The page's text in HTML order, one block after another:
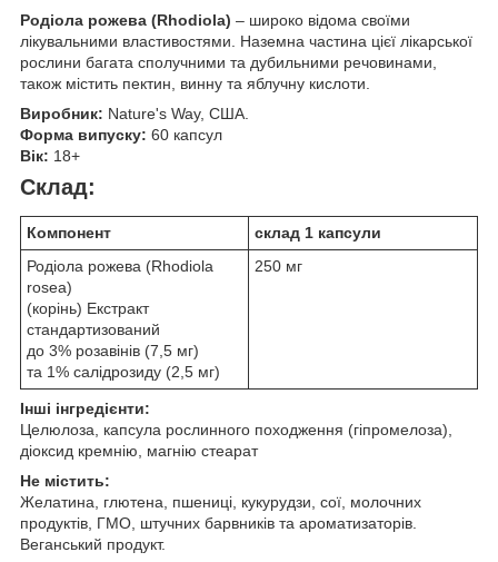
Родіола рожева (Rhodiola) – широко відома своїми
лікувальними властивостями. Наземна частина цієї лікарської
рослини багата сполучними та дубильними речовинами,
також містить пектин, винну та яблучну кислоти.
Виробник: Nature's Way, США.
Форма випуску: 60 капсул
Вік: 18+
Склад:
Компонент
склад 1 капсули
Родіола рожева (Rhodiola
rosea)
(корінь) Екстракт
стандартизований
до 3% розавінів (7,5 мг)
та 1% салідрозиду (2,5 мг)
250 мг
Інші інгредієнти:
Целюлоза, капсула рослинного походження (гіпромелоза),
діоксид кремнію, магнію стеарат
Не містить:
Желатина, глютена, пшениці, кукурудзи, сої, молочних
продуктів, ГМО, штучних барвників та ароматизаторів.
Веганський продукт.